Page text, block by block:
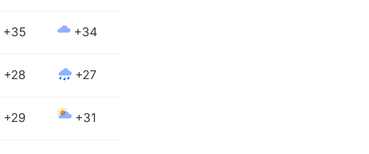
+35 +34
+28 +27
+29 +31